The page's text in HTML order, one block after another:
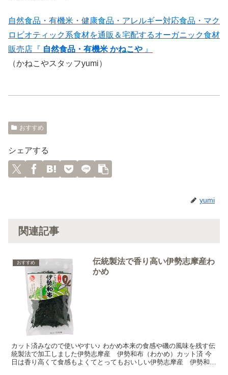
自然食品・有機米・健康食品・アレルギー対応食品・マク
ロビオティック系食材を通販＆宅配するオーガニック食材
販売店『 自然食品・有機米 かねこや 』
（かねこやスタッフyumi）
おすすめ
シェアする
yumi
関連記事
おすすめ
伝統製法で香り高い伊勢志摩産わ
かめ
カット済みなので使いやすい♪ わかめ本来の食感や磯の風味を残す伝
統製法で加工しました伊勢志摩産 伊勢和布（わかめ）カット済 今
日は香り高くて食感もよくてとってもおいしい伊勢志摩産 伊勢和布